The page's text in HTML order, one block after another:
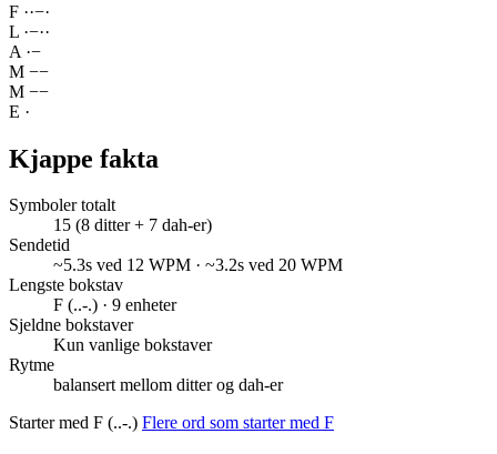
F ··−·
L ·−··
A ·−
M −−
M −−
E ·
Kjappe fakta
Symboler totalt
15 (8 ditter + 7 dah-er)
Sendetid
~5.3s ved 12 WPM · ~3.2s ved 20 WPM
Lengste bokstav
F (..-.) · 9 enheter
Sjeldne bokstaver
Kun vanlige bokstaver
Rytme
balansert mellom ditter og dah-er
Starter med F (..-.) Flere ord som starter med F